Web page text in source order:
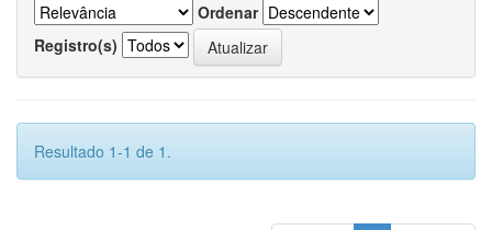
Ordenar
Registro(s)
Resultado 1-1 de 1.